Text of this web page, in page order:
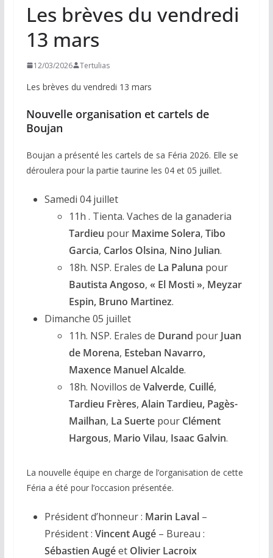
Les brèves du vendredi
13 mars
12/03/2026 Tertulias
Les brèves du vendredi 13 mars
Nouvelle organisation et cartels de
Boujan
Boujan a présenté les cartels de sa Féria 2026. Elle se
déroulera pour la partie taurine les 04 et 05 juillet.
Samedi 04 juillet
11h . Tienta. Vaches de la ganaderia
Tardieu pour Maxime Solera, Tibo
Garcia, Carlos Olsina, Nino Julian.
18h. NSP. Erales de La Paluna pour
Bautista Angoso, « El Mosti », Meyzar
Espin, Bruno Martinez.
Dimanche 05 juillet
11h. NSP. Erales de Durand pour Juan
de Morena, Esteban Navarro,
Maxence Manuel Alcalde.
18h. Novillos de Valverde, Cuillé,
Tardieu Frères, Alain Tardieu, Pagès-
Mailhan, La Suertepour Clément
Hargous, Mario Vilau, Isaac Galvin.
La nouvelle équipe en charge de l’organisation de cette
Féria a été pour l’occasion présentée.
Président d’honneur : Marin Laval–
Président : Vincent Augé– Bureau :
Sébastien Augéet Olivier Lacroix